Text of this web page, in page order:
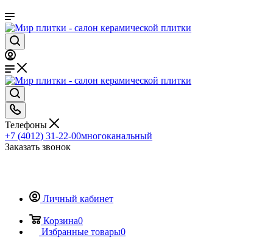
Телефоны
+7 (4012) 31-22-00многоканальный
Заказать звонок
Личный кабинет
Корзина0
Избранные товары0